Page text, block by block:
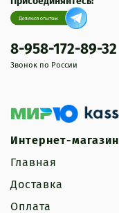
Интернет-магазин
Главная
Доставка
Оплата
8-958-172-89-32
Звонок по России